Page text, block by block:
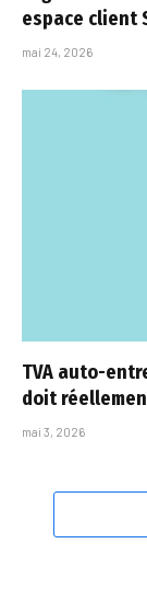
espace client
mai 24, 2026
TVA auto-
doit
mai 3, 2026